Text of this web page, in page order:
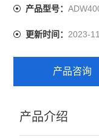
开关柜综合测控装
带RS485通讯 报
实时无线测温采集
AMC系列电测仪表
面推进打赢蓝天保
产品型号：
更新时间：2023-
产品咨询
产品介绍